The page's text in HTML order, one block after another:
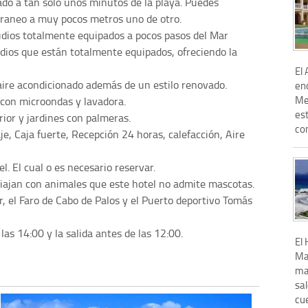
a muy pocos metros uno de otro.
totalmente equipados a pocos pasos del Mar
que están totalmente equipados, ofreciendo la
acondicionado además de un estilo renovado.
microondas y lavadora.
y jardines con palmeras.
Caja fuerte, Recepción 24 horas, calefacción, Aire
El cual o es necesario reservar.
con animales que este hotel no admite mascotas.
Faro de Cabo de Palos y el Puerto deportivo Tomás
14:00 y la salida antes de las 12:00.
El
El